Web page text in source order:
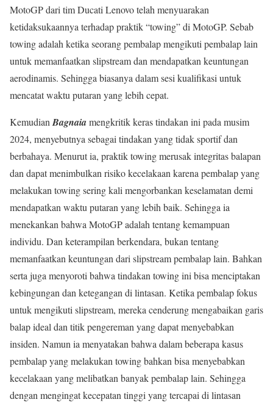
MotoGP dari tim Ducati Lenovo telah menyuarakan
ketidaksukaannya terhadap praktik “towing” di MotoGP. Sebab
towing adalah ketika seorang pembalap mengikuti pembalap lain
untuk memanfaatkan slipstream dan mendapatkan keuntungan
aerodinamis. Sehingga biasanya dalam sesi kualifikasi untuk
mencatat waktu putaran yang lebih cepat.
Kemudian Bagnaiamengkritik keras tindakan ini pada musim
2024, menyebutnya sebagai tindakan yang tidak sportif dan
berbahaya. Menurut ia, praktik towing merusak integritas balapan
dan dapat menimbulkan risiko kecelakaan karena pembalap yang
melakukan towing sering kali mengorbankan keselamatan demi
mendapatkan waktu putaran yang lebih baik. Sehingga ia
menekankan bahwa MotoGP adalah tentang kemampuan
individu. Dan keterampilan berkendara, bukan tentang
memanfaatkan keuntungan dari slipstream pembalap lain. Bahkan
serta juga menyoroti bahwa tindakan towing ini bisa menciptakan
kebingungan dan ketegangan di lintasan. Ketika pembalap fokus
untuk mengikuti slipstream, mereka cenderung mengabaikan garis
balap ideal dan titik pengereman yang dapat menyebabkan
insiden. Namun ia menyatakan bahwa dalam beberapa kasus
pembalap yang melakukan towing bahkan bisa menyebabkan
kecelakaan yang melibatkan banyak pembalap lain. Sehingga
dengan mengingat kecepatan tinggi yang tercapai di lintasan